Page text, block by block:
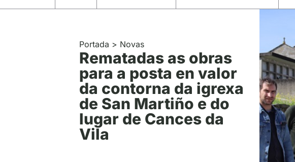
Portada > Novas
Rematadas as obras
para a posta en valor
da contorna da igrexa
de San Martiño e do
lugar de Cances da
Vila